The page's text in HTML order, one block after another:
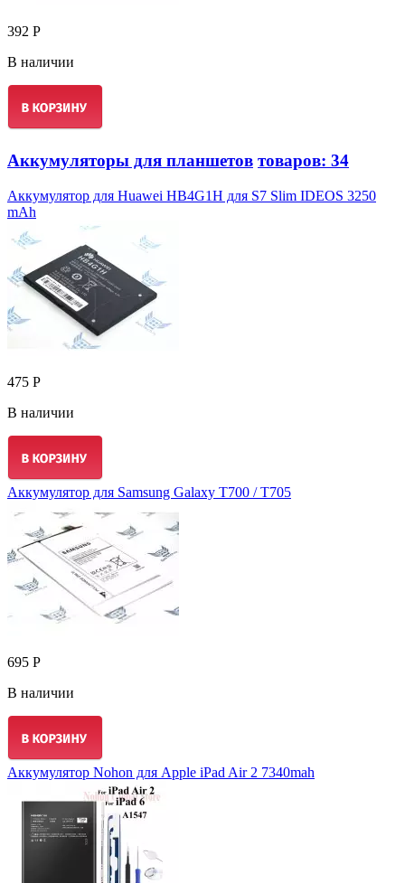
392 Р
В наличии
Аккумуляторы для планшетов товаров: 34
Аккумулятор для Huawei HB4G1H для S7 Slim IDEOS 3250
mAh
475 Р
В наличии
Аккумулятор для Samsung Galaxy T700 / T705
695 Р
В наличии
Аккумулятор Nohon для Apple iPad Air 2 7340mah